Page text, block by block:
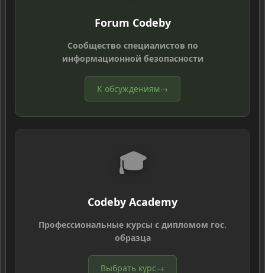
Forum Codeby
Сообщество специалистов по
информационной безопасности
К обсуждениям→
🎓
Codeby Academy
Профессиональные курсы с дипломом гос.
образца
Выбрать курс→